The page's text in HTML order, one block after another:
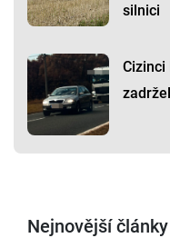
silnici
Cizinci
Nejnovější články